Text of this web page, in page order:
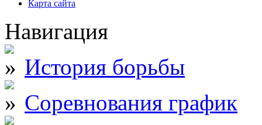
Карта сайта
Навигация
История борьбы
Соревнования график